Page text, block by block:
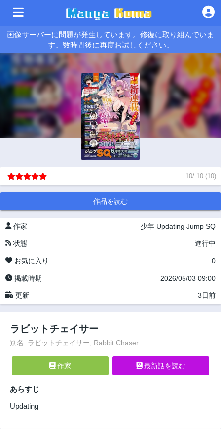
画像サーバーに問題が発生しています。修復に取り組んでいま
す。数時間後に再度お試しください。
10/ 10 (10)
作品を読む
作家 少年 Updating Jump SQ
状態 進行中
お気に入り 0
掲載時期 2026/05/03 09:00
更新 3日前
ラビットチェイサー
別名: ラビットチェイサー, Rabbit Chaser
作家 最新話を読む
あらすじ
Updating